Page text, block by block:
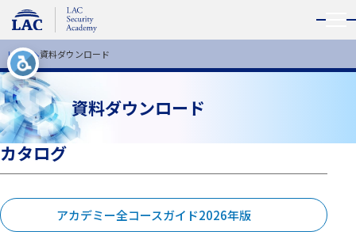
HOME 資料ダウンロード
資料ダウンロード
カタログ
アカデミー全コースガイド2026年版